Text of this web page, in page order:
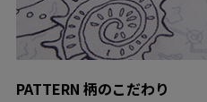
PATTERN 柄のこだわり